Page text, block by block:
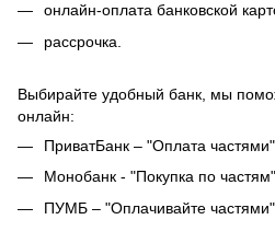
онлайн-оплата банковской
рассрочка.
Выбирайте удобный банк, мы
онлайн:
ПриватБанк – "Оплата
Монобанк - "Покупка по частям"
ПУМБ – "Оплачивайте